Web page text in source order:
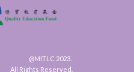
@MITLC 2023.
All Rights Reserved.